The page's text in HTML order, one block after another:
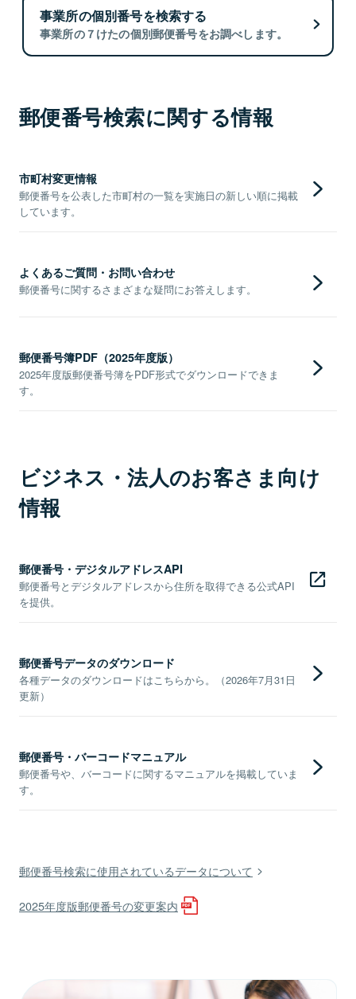
事業所の個別番号を検索する
事業所の７けたの個別郵便番号をお調べします。
郵便番号検索に関する情報
市町村変更情報
郵便番号を公表した市町村の一覧を実施日の新しい順に掲載
しています。
よくあるご質問・お問い合わせ
郵便番号に関するさまざまな疑問にお答えします。
郵便番号簿PDF（2025年度版）
2025年度版郵便番号簿をPDF形式でダウンロードできま
す。
ビジネス・法人のお客さま向け
情報
郵便番号・デジタルアドレスAPI
郵便番号とデジタルアドレスから住所を取得できる公式API
を提供。
郵便番号データのダウンロード
各種データのダウンロードはこちらから。（2026年7月31日
更新）
郵便番号・バーコードマニュアル
郵便番号や、バーコードに関するマニュアルを掲載していま
す。
郵便番号検索に使用されているデータについて
2025年度版郵便番号の変更案内